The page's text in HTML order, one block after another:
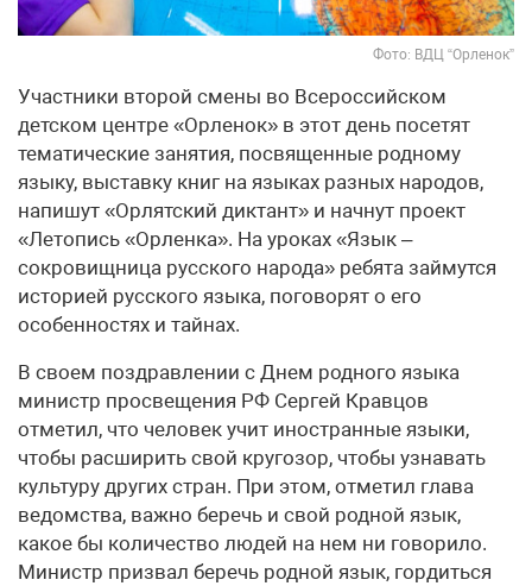
Фото: ВДЦ “Орленок”
Участники второй смены во Всероссийском
детском центре «Орленок» в этот день посетят
тематические занятия, посвященные родному
языку, выставку книг на языках разных народов,
напишут «Орлятский диктант» и начнут проект
«Летопись «Орленка». На уроках «Язык –
сокровищница русского народа» ребята займутся
историей русского языка, поговорят о его
особенностях и тайнах.
В своем поздравлении с Днем родного языка
министр просвещения РФ Сергей Кравцов
отметил, что человек учит иностранные языки,
чтобы расширить свой кругозор, чтобы узнавать
культуру других стран. При этом, отметил глава
ведомства, важно беречь и свой родной язык,
какое бы количество людей на нем ни говорило.
Министр призвал беречь родной язык, гордиться